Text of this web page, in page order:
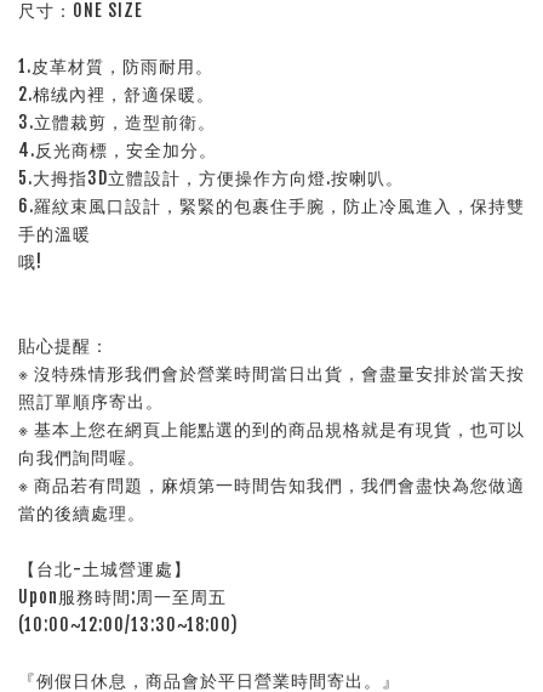
尺寸：ONE SIZE
1.皮革材質，防雨耐用。
2.棉绒內裡，舒適保暖。
3.立體裁剪，造型前衛。
4.反光商標，安全加分。
5.大拇指3D立體設計，方便操作方向燈.按喇叭。
6.羅紋束風口設計，緊緊的包裹住手腕，防止冷風進入，保持雙
手的溫暖
哦!
貼心提醒：
※ 沒特殊情形我們會於營業時間當日出貨，會盡量安排於當天按
照訂單順序寄出。
※ 基本上您在網頁上能點選的到的商品規格就是有現貨，也可以
向我們詢問喔。
※ 商品若有問題，麻煩第一時間告知我們，我們會盡快為您做適
當的後續處理。
【台北-土城營運處】
Upon服務時間:周一至周五
(10:00~12:00/13:30~18:00)
『例假日休息，商品會於平日營業時間寄出。』